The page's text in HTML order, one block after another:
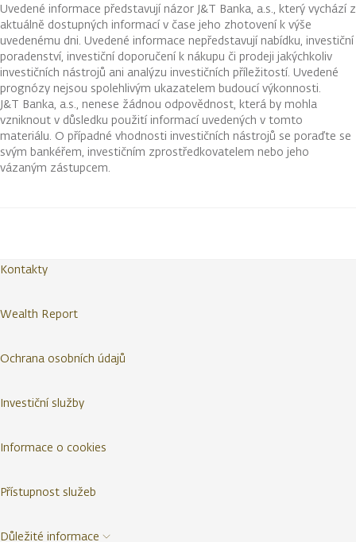
Uvedené informace představují názor J&T Banka, a.s., který vychází z
aktuálně dostupných informací v čase jeho zhotovení k výše
uvedenému dni. Uvedené informace nepředstavují nabídku, investiční
poradenství, investiční doporučení k nákupu či prodeji jakýchkoliv
investičních nástrojů ani analýzu investičních příležitostí. Uvedené
prognózy nejsou spolehlivým ukazatelem budoucí výkonnosti.
J&T Banka, a.s., nenese žádnou odpovědnost, která by mohla
vzniknout v důsledku použití informací uvedených v tomto
materiálu. O případné vhodnosti investičních nástrojů se poraďte se
svým bankéřem, investičním zprostředkovatelem nebo jeho
vázaným zástupcem.
Kontakty
Wealth Report
Ochrana osobních údajů
Investiční služby
Informace o cookies
Přístupnost služeb
Důležité informace